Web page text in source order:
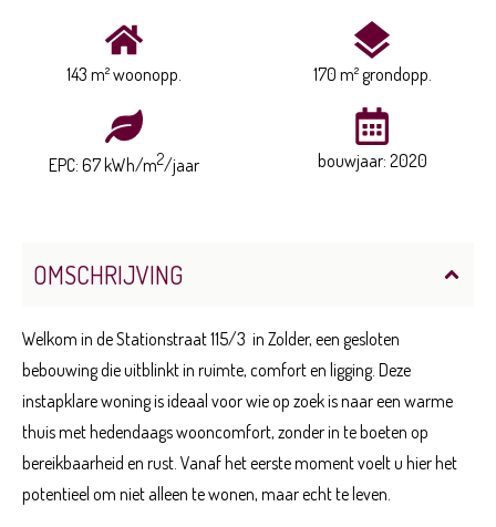
143 m² woonopp. 170 m² grondopp.
EPC: 67 kWh/m2/jaar bouwjaar: 2020
OMSCHRIJVING
Welkom in de Stationstraat 115/3 in Zolder, een gesloten
bebouwing die uitblinkt in ruimte, comfort en ligging. Deze
instapklare woning is ideaal voor wie op zoek is naar een warme
thuis met hedendaags wooncomfort, zonder in te boeten op
bereikbaarheid en rust. Vanaf het eerste moment voelt u hier het
potentieel om niet alleen te wonen, maar echt te leven.